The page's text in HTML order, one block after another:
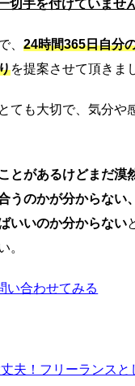
切手を付けていませ
、 24時間365日自分
を提案させて頂きま
ても大切で、気分や
とがあるけどまだ漠
うのかが分からない
いいのか分からない
。
い合わせてみる
夫！フリーランスと